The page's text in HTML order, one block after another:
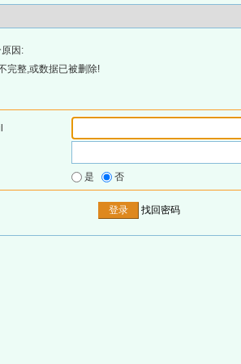
因:
完整,或数据已被删除!
是 否
找回密码